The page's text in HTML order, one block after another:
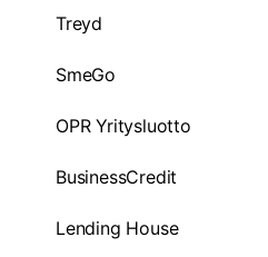
Treyd
SmeGo
OPR Yritysluotto
BusinessCredit
Lending House